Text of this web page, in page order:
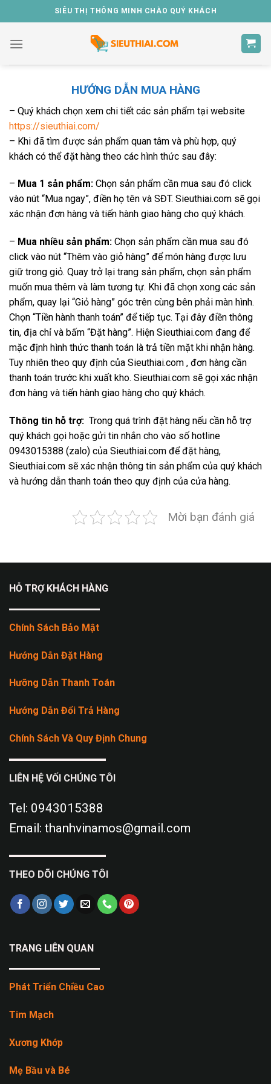
to
content
SIÊU THỊ THÔNG MINH CHÀO QUÝ KHÁCH
HƯỚNG DẪN MUA HÀNG
– Quý khách chọn xem chi tiết các sản phẩm tại website
https://sieuthiai.com/
– Khi đã tìm được sản phẩm quan tâm và phù hợp, quý
khách có thể đặt hàng theo các hình thức sau đây:
– Mua 1 sản phẩm: Chọn sản phẩm cần mua sau đó click
vào nút “Mua ngay”, điền họ tên và SĐT. Sieuthiai.com sẽ gọi
xác nhận đơn hàng và tiến hành giao hàng cho quý khách.
– Mua nhiều sản phẩm: Chọn sản phẩm cần mua sau đó
click vào nút “Thêm vào giỏ hàng” để món hàng được lưu
giữ trong giỏ. Quay trở lại trang sản phẩm, chọn sản phẩm
muốn mua thêm và làm tương tự. Khi đã chọn xong các sản
phẩm, quay lại “Giỏ hàng” góc trên cùng bên phải màn hình.
Chọn “Tiền hành thanh toán” để tiếp tục. Tại đây điền thông
tin, địa chỉ và bấm “Đặt hàng”. Hiện Sieuthiai.com đang để
mặc định hình thức thanh toán là trả tiền mặt khi nhận hàng.
Tuy nhiên theo quy định của Sieuthiai.com , đơn hàng cần
thanh toán trước khi xuất kho. Sieuthiai.com sẽ gọi xác nhận
đơn hàng và tiến hành giao hàng cho quý khách.
Thông tin hỗ trợ: Trong quá trình đặt hàng nếu cần hỗ trợ
quý khách gọi hoặc gửi tin nhắn cho vào số hotline
0943015388 (zalo) của Sieuthiai.com để đặt hàng,
Sieuthiai.com sẽ xác nhận thông tin sản phẩm của quý khách
và hướng dẫn thanh toán theo quy định của cửa hàng.
Mời bạn đánh giá
HỖ TRỢ KHÁCH HÀNG
Chính Sách Bảo Mật
Hướng Dẫn Đặt Hàng
Hưỡng Dẫn Thanh Toán
Hướng Dẫn Đổi Trả Hàng
Chính Sách Và Quy Định Chung
LIÊN HỆ VỐI CHÚNG TÔI
Tel: 0943015388
Email: thanhvinamos@gmail.com
THEO DÕI CHÚNG TÔI
TRANG LIÊN QUAN
Phát Triển Chiều Cao
Tim Mạch
Xương Khớp
Mẹ Bầu và Bé